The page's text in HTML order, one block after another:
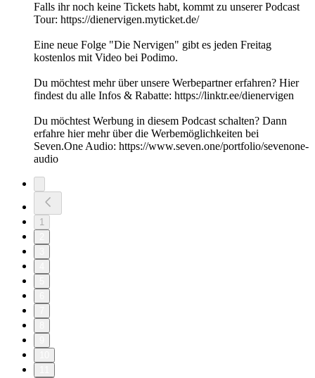
Falls ihr noch keine Tickets habt, kommt zu unserer Podcast
Tour: https://dienervigen.myticket.de/
Eine neue Folge "Die Nervigen" gibt es jeden Freitag
kostenlos mit Video bei Podimo.
Du möchtest mehr über unsere Werbepartner erfahren? Hier
findest du alle Infos & Rabatte: https://linktr.ee/dienervigen
Du möchtest Werbung in diesem Podcast schalten? Dann
erfahre hier mehr über die Werbemöglichkeiten bei
Seven.One Audio: https://www.seven.one/portfolio/sevenone-
audio
1